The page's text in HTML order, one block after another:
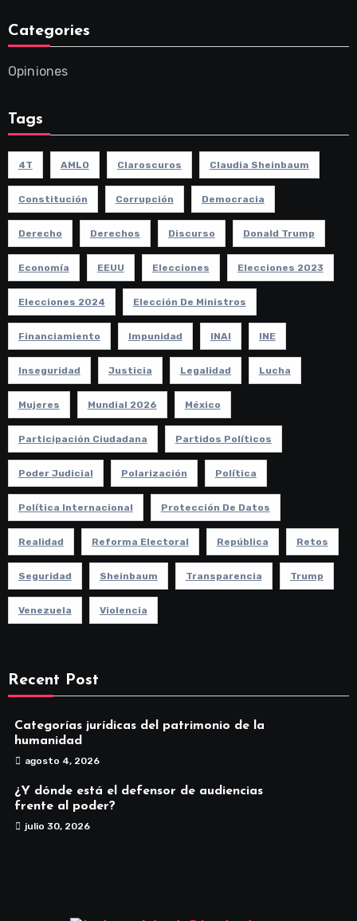
Categories
Opiniones
Tags
4T AMLO Claroscuros Claudia Sheinbaum
Constitución Corrupción Democracia
Derecho Derechos Discurso Donald Trump
Economía EEUU Elecciones Elecciones 2023
Elecciones 2024 Elección De Ministros
Financiamiento Impunidad INAI INE
Inseguridad Justicia Legalidad Lucha
Mujeres Mundial 2026 México
Participación Ciudadana Partidos Políticos
Poder Judicial Polarización Política
Política Internacional Protección De Datos
Realidad Reforma Electoral República Retos
Seguridad Sheinbaum Transparencia Trump
Venezuela Violencia
Recent Post
Categorías jurídicas del patrimonio de la
humanidad
agosto 4, 2026
¿Y dónde está el defensor de audiencias
frente al poder?
julio 30, 2026